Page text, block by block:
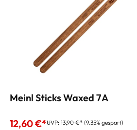
Meinl Sticks Waxed 7A
12,60 €*UVP: 13,90 €* (9.35% gespart)